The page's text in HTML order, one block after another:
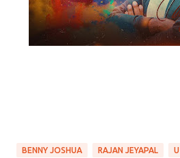
BENNY JOSHUA RAJAN JEYAPAL U